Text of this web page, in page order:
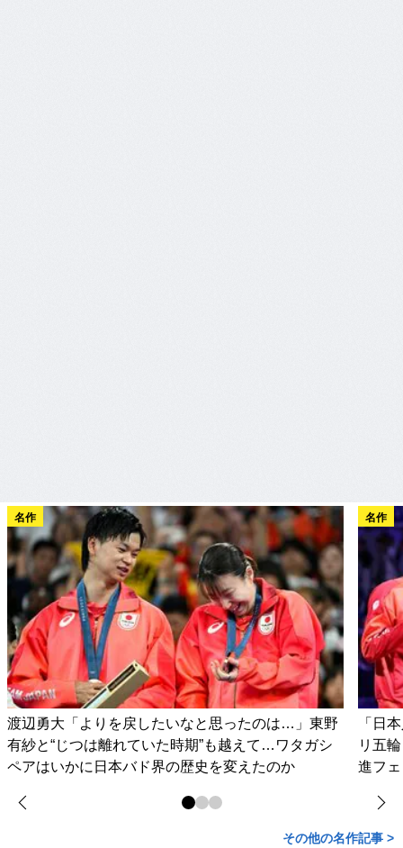
名作
渡辺勇大「よりを戻したいなと思ったのは…」東野
有紗と“じつは離れていた時期”も越えて…ワタガシ
ペアはいかに日本バド界の歴史を変えたのか
名作
「日
リ五
進フ
その他の名作記事 >